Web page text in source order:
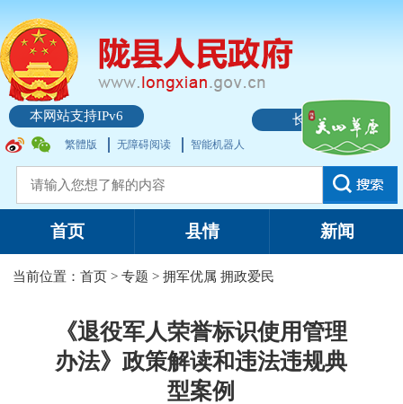
本网站支持IPv6 长者模式
繁體版 无障碍阅读 智能机器人
首页 县情 新闻
当前位置：首页 >专题 >拥军优属 拥政爱民
《退役军人荣誉标识使用管理
办法》政策解读和违法违规典
型案例